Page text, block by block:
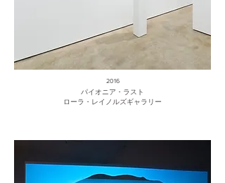
2016
パイオニア・ラスト
ローラ・レイノルズギャラリー